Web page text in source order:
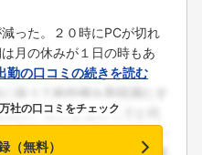
った。２０時にPCが切れ
月の休みが１日の時もあ
勤の口コミの続きを読む
社の口コミをチェック
（無料）